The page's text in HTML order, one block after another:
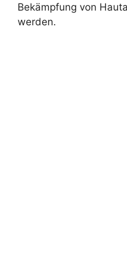
Bekämpfung von
werden.